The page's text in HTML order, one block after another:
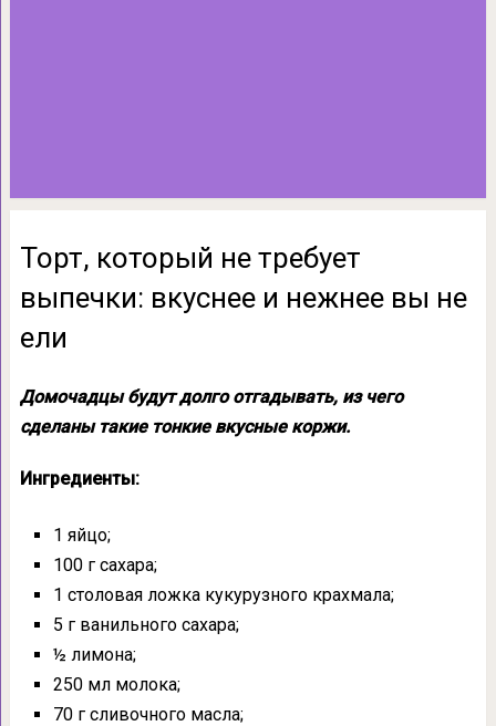
Торт, который не требует
выпечки: вкуснее и нежнее вы не
ели
Домочадцы будут долго отгадывать, из чего
сделаны такие тонкие вкусные коржи.
Ингредиенты:
1 яйцо;
100 г сахара;
1 столовая ложка кукурузного крахмала;
5 г ванильного сахара;
½ лимона;
250 мл молока;
70 г сливочного масла;